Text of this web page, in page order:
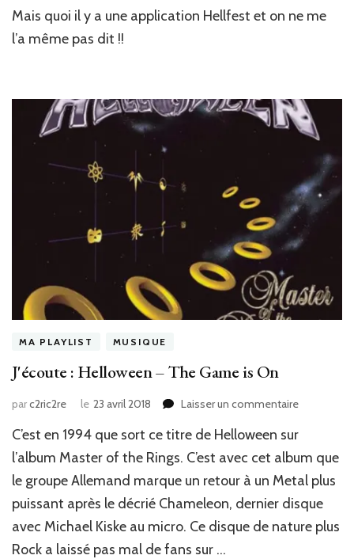
Musique
:
Mais quoi il y a une application Hellfest et on ne me
l’a même pas dit !!
MA PLAYLIST MUSIQUE
J'écoute : Helloween – The Game is On
parc2ric2re le 23 avril 2018 Laisser un commentairesur
:
Helloween
The
Game
On
C’est en 1994 que sort ce titre de Helloween sur
l’album Master of the Rings. C’est avec cet album que
le groupe Allemand marque un retour à un Metal plus
puissant après le décrié Chameleon, dernier disque
avec Michael Kiske au micro. Ce disque de nature plus
Rock a laissé pas mal de fans sur …